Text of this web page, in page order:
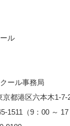
ル
ール事務局
京都港区六本木1-
1511（9：00 ～ 17